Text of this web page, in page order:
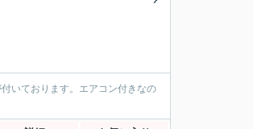
いております。エアコン付きなの